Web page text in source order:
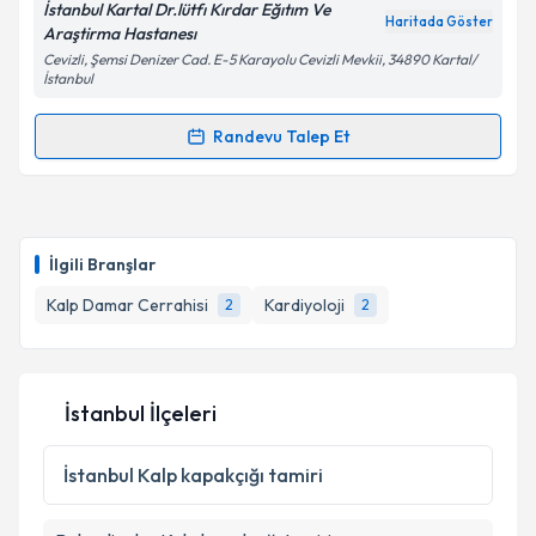
İlgili Branşlar
Kalp Damar Cerrahisi
2 Kardiyoloji 2
Kişisel verilerimin işlenmesine ilişkin Aydınlatma
İstanbul Kartal Dr.lütfı Kırdar Eğıtım Ve
Araştirma Hastanesı
Haritada Göster
Cevizli, Şemsi Denizer Cad. E-5 Karayolu Cevizli Mevkii, 34890 Kartal/
İstanbul
Randevu Talep Et
Randevu Takvimi Talebi
takvim hazırlandığında e-posta ile bilgilendireceğiz.
E-posta Adresiniz
Kişisel verilerimin işlenmesine ilişkinAydınlatma
Metni
'ni okudum ve kişisel verilerimin belirtilen
kapsamda işlenmesini kabul ediyorum.
İstanbul İlçeleri
İstanbul Kalp kapakçığı tamiri